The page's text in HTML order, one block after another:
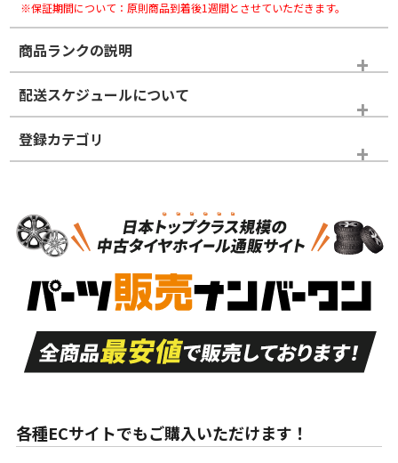
※保証期間について：原則商品到着後1週間とさせていただきます。
商品ランクの説明
※商品ランクは出品者の主観により判断しておりますので、あら
かじめご了承ください。
ホイールランク
S
品）
S
新車外し品（新古
付き
A
走行距離も少なく、
目立つ傷もほとんど
ない中古品
A
走行距離も少なく、
非常に状態の良い中
古品
な中古品
んどない中古品
配送スケジュールについて
登録カテゴリ
パーツ
各種ECサイトでもご購入いただけます！